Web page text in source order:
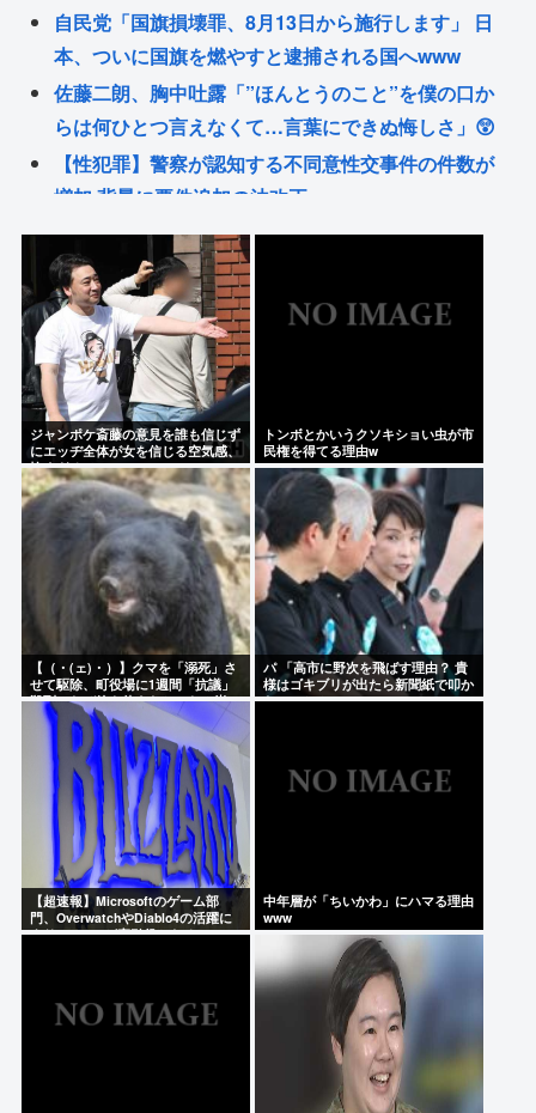
自民党「国旗損壊罪、8月13日から施行します」 日
本、ついに国旗を燃やすと逮捕される国へwww
佐藤二朗、胸中吐露「”ほんとうのこと”を僕の口か
らは何ひとつ言えなくて…言葉にできぬ悔しさ」😲
【性犯罪】警察が認知する不同意性交事件の件数が
増加 背景に要件追加の法改正
乃木坂46・井上和、堂々の大河デビュー「美しい」
「迫力あった」 茶々役で視聴者称賛
佐藤二朗さんX更新「本当のことを僕の口からは何ひ
とつ言えなくて悔しさを日々感じてます」
佐藤二朗、胸中吐露「”ほんとうのこと”を僕の口か
らは何ひとつ言えなくて… 言葉にできぬ悔しさを
日々感じております」
Powered by livedoor 相互RSS
ジャンポケ斎藤の意見を誰も信じず
にエッヂ全体が女を信じる空気感、
怖すぎる
トンボとかいうクソキショい虫が市
民権を得てる理由w
【（・(ェ)・）】クマを「溺死」さ
せて駆除、町役場に1週間「抗議」
殺到…なぜ銃を使えなかった？岩
手・雫石町が明かす背景
パ 「高市に野次を飛ばす理由？ 貴
様はゴキブリが出たら新聞紙で叩か
ないのか？」
【超速報】Microsoftのゲーム部
門、OverwatchやDiablo4の活躍に
よりBlizzardが牽引役となる
中年層が「ちいかわ」にハマる理由
www